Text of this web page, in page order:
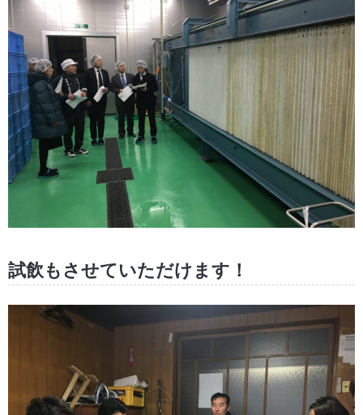
試飲もさせていただけます！